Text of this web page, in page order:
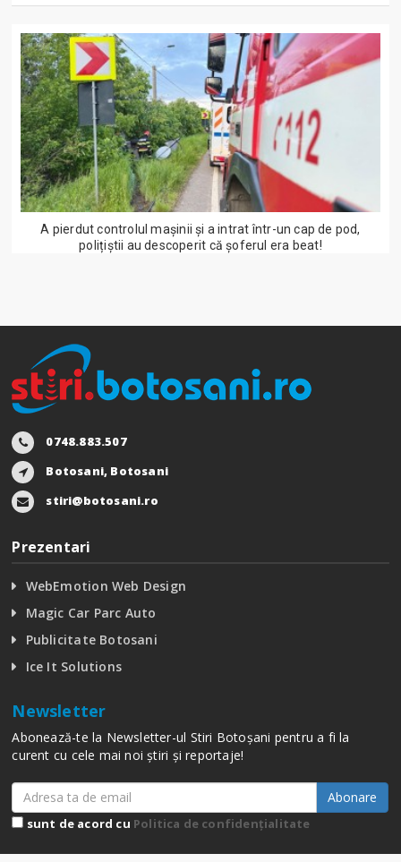
A pierdut controlul mașinii și a intrat într-un cap de pod,
polițiștii au descoperit că șoferul era beat!
0748.883.507
Botosani, Botosani
stiri@botosani.ro
Prezentari
WebEmotion Web Design
Magic Car Parc Auto
Publicitate Botosani
Ice It Solutions
Newsletter
Abonează-te la Newsletter-ul Stiri Botoșani pentru a fi la
curent cu cele mai noi știri și reportaje!
Abonare
sunt de acord cu Politica de confidențialitate